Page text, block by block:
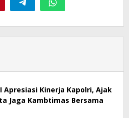
Apresiasi Kinerja Kapolri, Ajak
Jaga Kambtimas Bersama